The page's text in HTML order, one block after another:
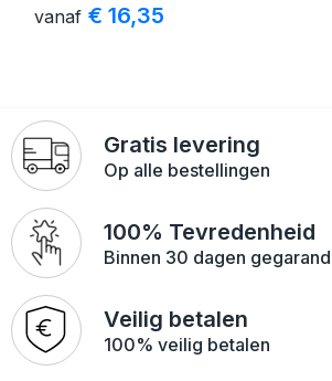
vanaf € 16,35
Gratis levering
Op alle bestellingen
100% Tevredenheid
Binnen 30 dagen
Veilig betalen
100% veilig betalen